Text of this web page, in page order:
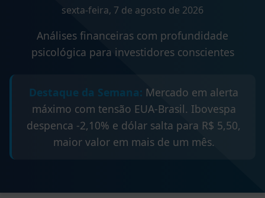
sexta-feira, 7 de agosto de 2026
Análises financeiras com profundidade
psicológica para investidores conscientes
Destaque da Semana: Mercado em alerta
máximo com tensão EUA-Brasil. Ibovespa
despenca -2,10% e dólar salta para R$ 5,50,
maior valor em mais de um mês.